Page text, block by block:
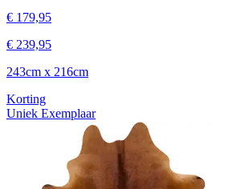
€ 179,95
€ 239,95
243cm x 216cm
Korting
Uniek Exemplaar